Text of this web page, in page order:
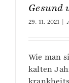
Gesund
29. 11. 2021
Wie man
kalten